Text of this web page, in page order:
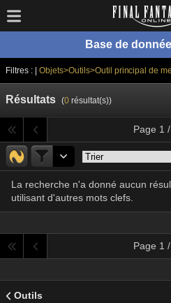
Base de
Filtres : | Objets>Outils>Outil principal de
Résultats (0résultat(s))
Page 1 /
La recherche n'a donné aucun
utilisant d'autres mots clefs.
Page 1 /
Outils